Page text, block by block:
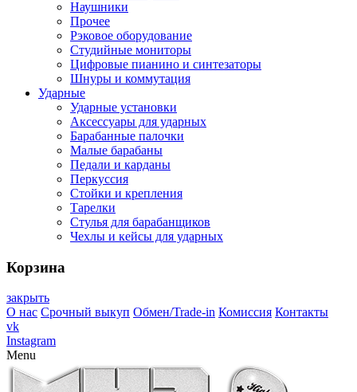
Наушники
Прочее
Рэковое оборудование
Студийные мониторы
Цифровые пианино и синтезаторы
Шнуры и коммутация
Ударные
Ударные установки
Аксессуары для ударных
Барабанные палочки
Малые барабаны
Педали и карданы
Перкуссия
Стойки и крепления
Тарелки
Стулья для барабанщиков
Чехлы и кейсы для ударных
Корзина
закрыть
О нас Срочный выкуп Обмен/Trade-in Комиссия Контакты
vk
Instagram
Menu